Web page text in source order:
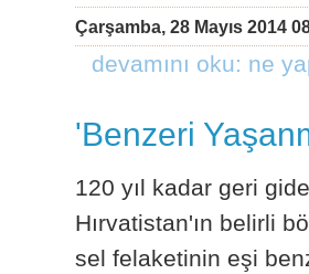
Çarşamba, 28 Mayıs 2014
devamını oku: ne
'Benzeri
120 yıl kadar geri
Hırvatistan'ın belirli
sel felaketinin eşi